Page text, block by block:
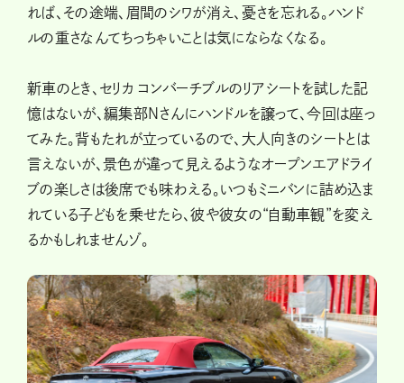
れば、その途端、眉間のシワが消え、憂さを忘れる。ハンド
ルの重さなんてちっちゃいことは気にならなくなる。
新車のとき、セリカ コンバーチブルのリアシートを試した記
憶はないが、編集部Nさんにハンドルを譲って、今回は座っ
てみた。背もたれが立っているので、大人向きのシートとは
言えないが、景色が違って見えるようなオープンエアドライ
ブの楽しさは後席でも味わえる。いつもミニバンに詰め込ま
れている子どもを乗せたら、彼や彼女の“自動車観”を変え
るかもしれませんゾ。